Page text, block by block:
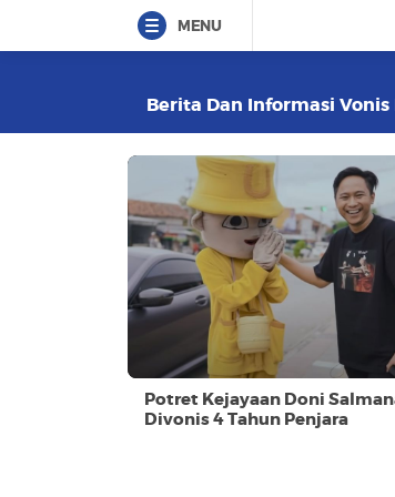
MENU
Berita Dan Informasi
Potret Kejayaan Doni
Divonis 4 Tahun Penjara